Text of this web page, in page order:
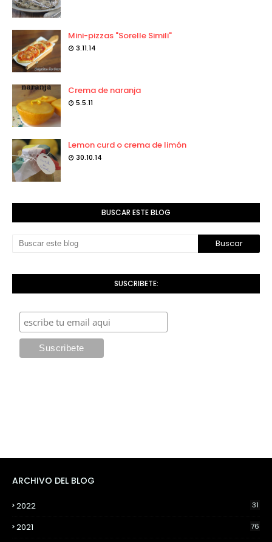
Mini-pizzas "Sorelle Simili"
3.11.14
Crema de naranja
5.5.11
Lemon curd o crema de limón
30.10.14
BUSCAR ESTE BLOG
SUSCRIBETE:
ARCHIVO DEL BLOG
2022 31
2021 76